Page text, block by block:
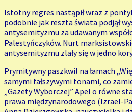
Istotny regres nastąpił wraz z
podobnie jak reszta świata podjął
antysemityzmu za udawanym
Palestyńczyków. Nurt
antysemityzmu zlały się w jedno
Prymitywny paszkwil na łamach
samymi fałszywymi tonami, co
„Gazety Wyborczej” Apel o równe
prawa międzynarodowego (Izrael-